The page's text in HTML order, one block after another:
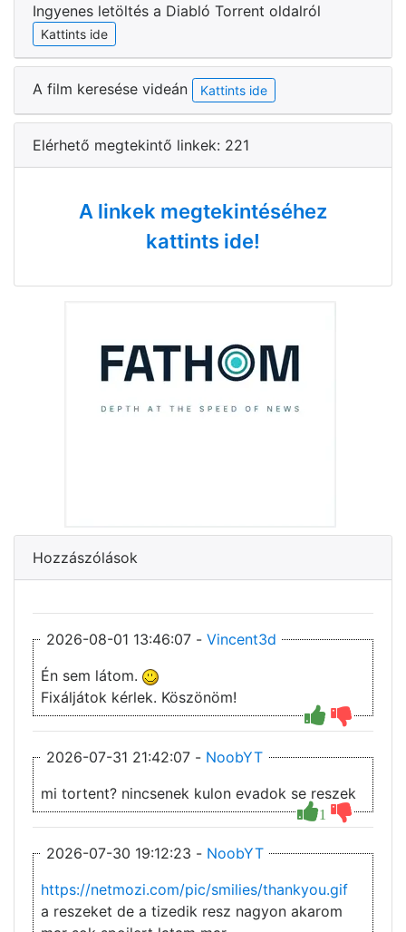
Ingyenes letöltés a Diabló Torrent oldalról
Kattints ide
A film keresése videán Kattints ide
Elérhető megtekintő linkek: 221
A linkek megtekintéséhez
kattints ide!
Hozzászólások
2026-08-01 13:46:07 - Vincent3d
Én sem látom.
Fixáljátok kérlek. Köszönöm!
2026-07-31 21:42:07 - NoobYT
1
mi tortent? nincsenek kulon evadok se reszek
2026-07-30 19:12:23 - NoobYT
https://netmozi.com/pic/smilies/thankyou.gif
a reszeket de a tizedik resz nagyon akarom